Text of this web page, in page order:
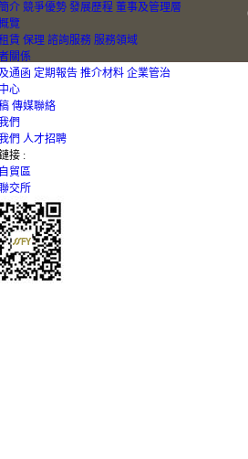
介 競爭優勢 發展歷程 董事及管理層
覽
賃 保理 諮詢服務 服務領域
關係
通函 定期報告 推介材料 企業管治
心
傳媒聯絡
們
們 人才招聘
接 :
貿區
交所